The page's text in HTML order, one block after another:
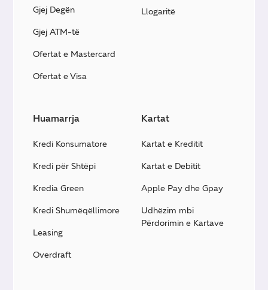
Gjej Degën
Gjej ATM-të
Ofertat e Mastercard
Ofertat e Visa
Llogaritë
Huamarrja
Kredi Konsumatore
Kredi për Shtëpi
Kredia Green
Kredi Shumëqëllimore
Leasing
Overdraft
Kartat
Kartat e Kreditit
Kartat e Debitit
Apple Pay dhe Gpay
Udhëzim mbi
Përdorimin e Kartave